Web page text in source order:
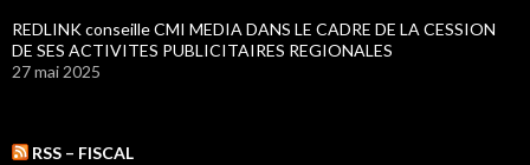
REDLINK conseille CMI MEDIA DANS LE CADRE DE LA CESSION
DE SES ACTIVITES PUBLICITAIRES REGIONALES
27 mai 2025
RSS – FISCAL